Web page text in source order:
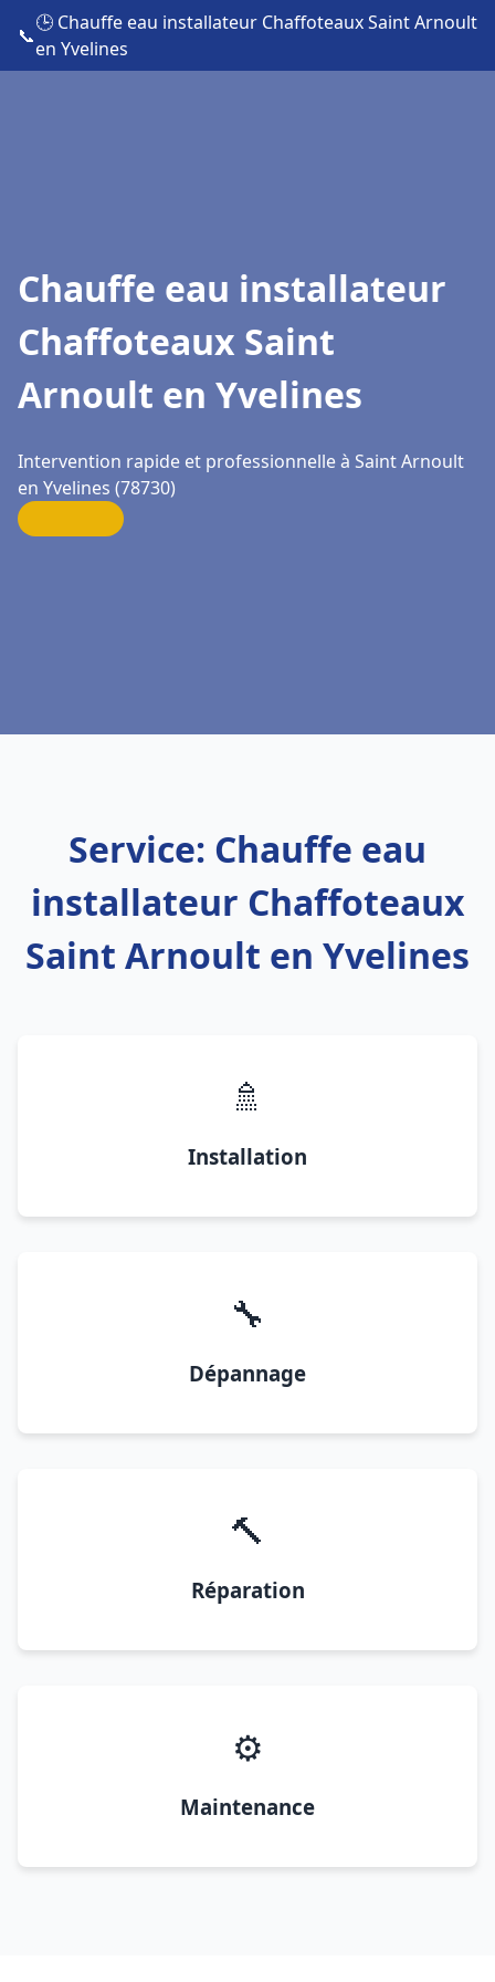
📞
🕒 Chauffe eau installateur Chaffoteaux Saint Arnoult
en Yvelines
Chauffe eau installateur
Chaffoteaux Saint
Arnoult en Yvelines
Intervention rapide et professionnelle à Saint Arnoult
en Yvelines (78730)
Service: Chauffe eau
installateur Chaffoteaux
Saint Arnoult en Yvelines
🚿
Installation
🔧
Dépannage
🔨
Réparation
⚙️
Maintenance